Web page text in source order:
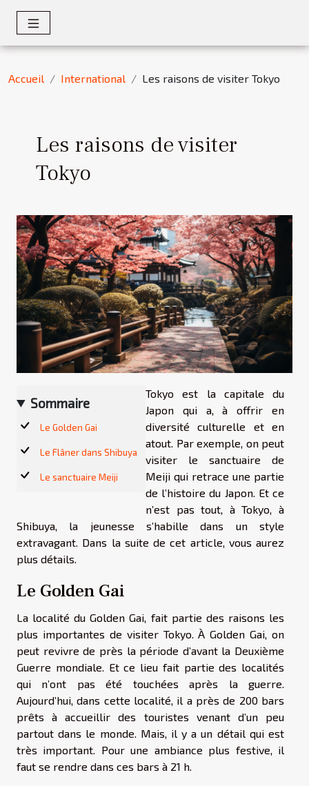
Accueil International Les raisons de visiter Tokyo
Les raisons de visiter
Tokyo
Sommaire
Le Golden Gai
Le Flâner dans Shibuya
Le sanctuaire Meiji
Tokyo est la capitale du
Japon qui a, à offrir en
diversité culturelle et en
atout. Par exemple, on peut
visiter le sanctuaire de
Meiji qui retrace une partie
de l’histoire du Japon. Et ce
n’est pas tout, à Tokyo, à
Shibuya, la jeunesse s’habille dans un style
extravagant. Dans la suite de cet article, vous aurez
plus détails.
Le Golden Gai
La localité du Golden Gai, fait partie des raisons les
plus importantes de visiter Tokyo. À Golden Gai, on
peut revivre de près la période d’avant la Deuxième
Guerre mondiale. Et ce lieu fait partie des localités
qui n’ont pas été touchées après la guerre.
Aujourd’hui, dans cette localité, il a près de 200 bars
prêts à accueillir des touristes venant d’un peu
partout dans le monde. Mais, il y a un détail qui est
très important. Pour une ambiance plus festive, il
faut se rendre dans ces bars à 21 h.